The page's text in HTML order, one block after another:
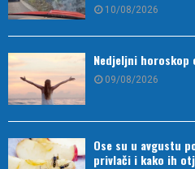
10/08/2026
Nedjeljni horoskop
09/08/2026
Ose su u avgustu
privlači i kako ih